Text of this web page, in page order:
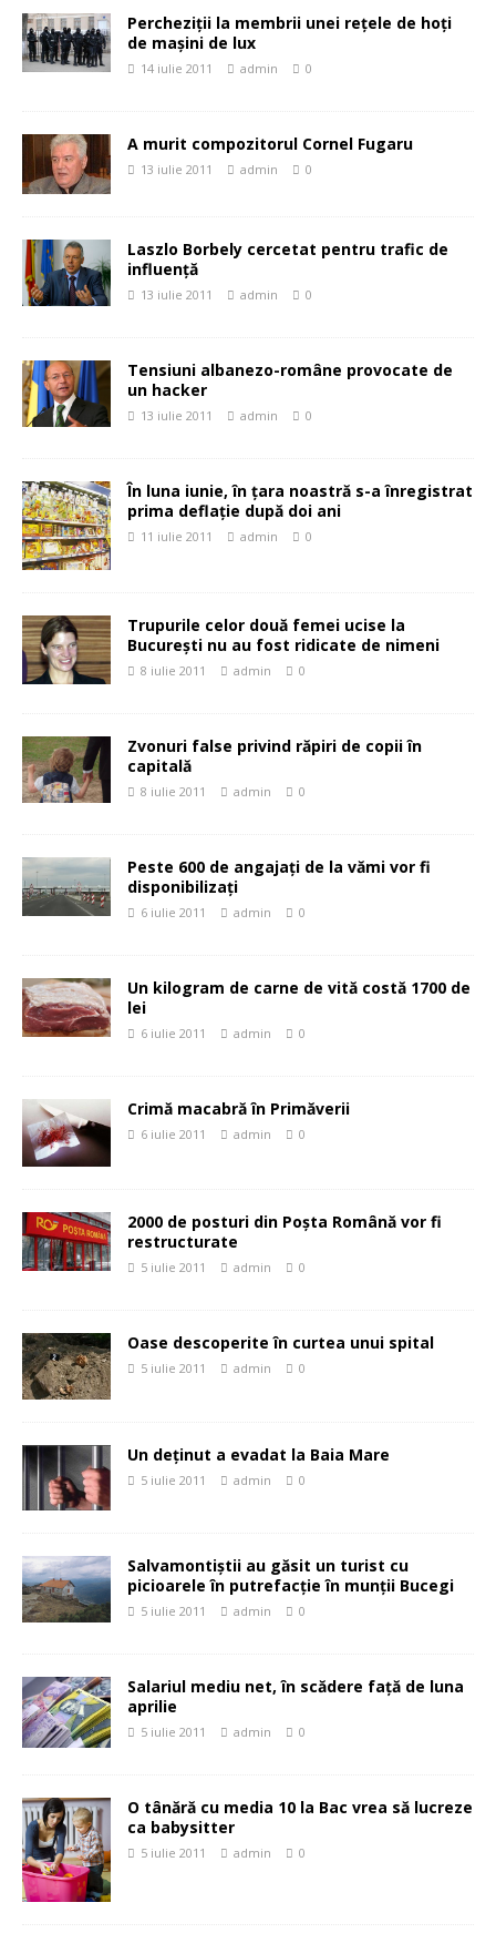
Percheziţii la membrii unei reţele de hoţi
de maşini de lux
14 iulie 2011 admin 0
A murit compozitorul Cornel Fugaru
13 iulie 2011 admin 0
Laszlo Borbely cercetat pentru trafic de
influenţă
13 iulie 2011 admin 0
Tensiuni albanezo-române provocate de
un hacker
13 iulie 2011 admin 0
În luna iunie, în ţara noastră s-a înregistrat
prima deflaţie după doi ani
11 iulie 2011 admin 0
Trupurile celor două femei ucise la
Bucureşti nu au fost ridicate de nimeni
8 iulie 2011 admin 0
Zvonuri false privind răpiri de copii în
capitală
8 iulie 2011 admin 0
Peste 600 de angajaţi de la vămi vor fi
disponibilizaţi
6 iulie 2011 admin 0
Un kilogram de carne de vită costă 1700 de
lei
6 iulie 2011 admin 0
Crimă macabră în Primăverii
6 iulie 2011 admin 0
2000 de posturi din Poşta Română vor fi
restructurate
5 iulie 2011 admin 0
Oase descoperite în curtea unui spital
5 iulie 2011 admin 0
Un deţinut a evadat la Baia Mare
5 iulie 2011 admin 0
Salvamontiştii au găsit un turist cu
picioarele în putrefacţie în munţii Bucegi
5 iulie 2011 admin 0
Salariul mediu net, în scădere faţă de luna
aprilie
5 iulie 2011 admin 0
O tânără cu media 10 la Bac vrea să lucreze
ca babysitter
5 iulie 2011 admin 0